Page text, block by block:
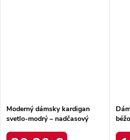
Moderný dámsky kardigan
svetlo-modrý – nadčasový